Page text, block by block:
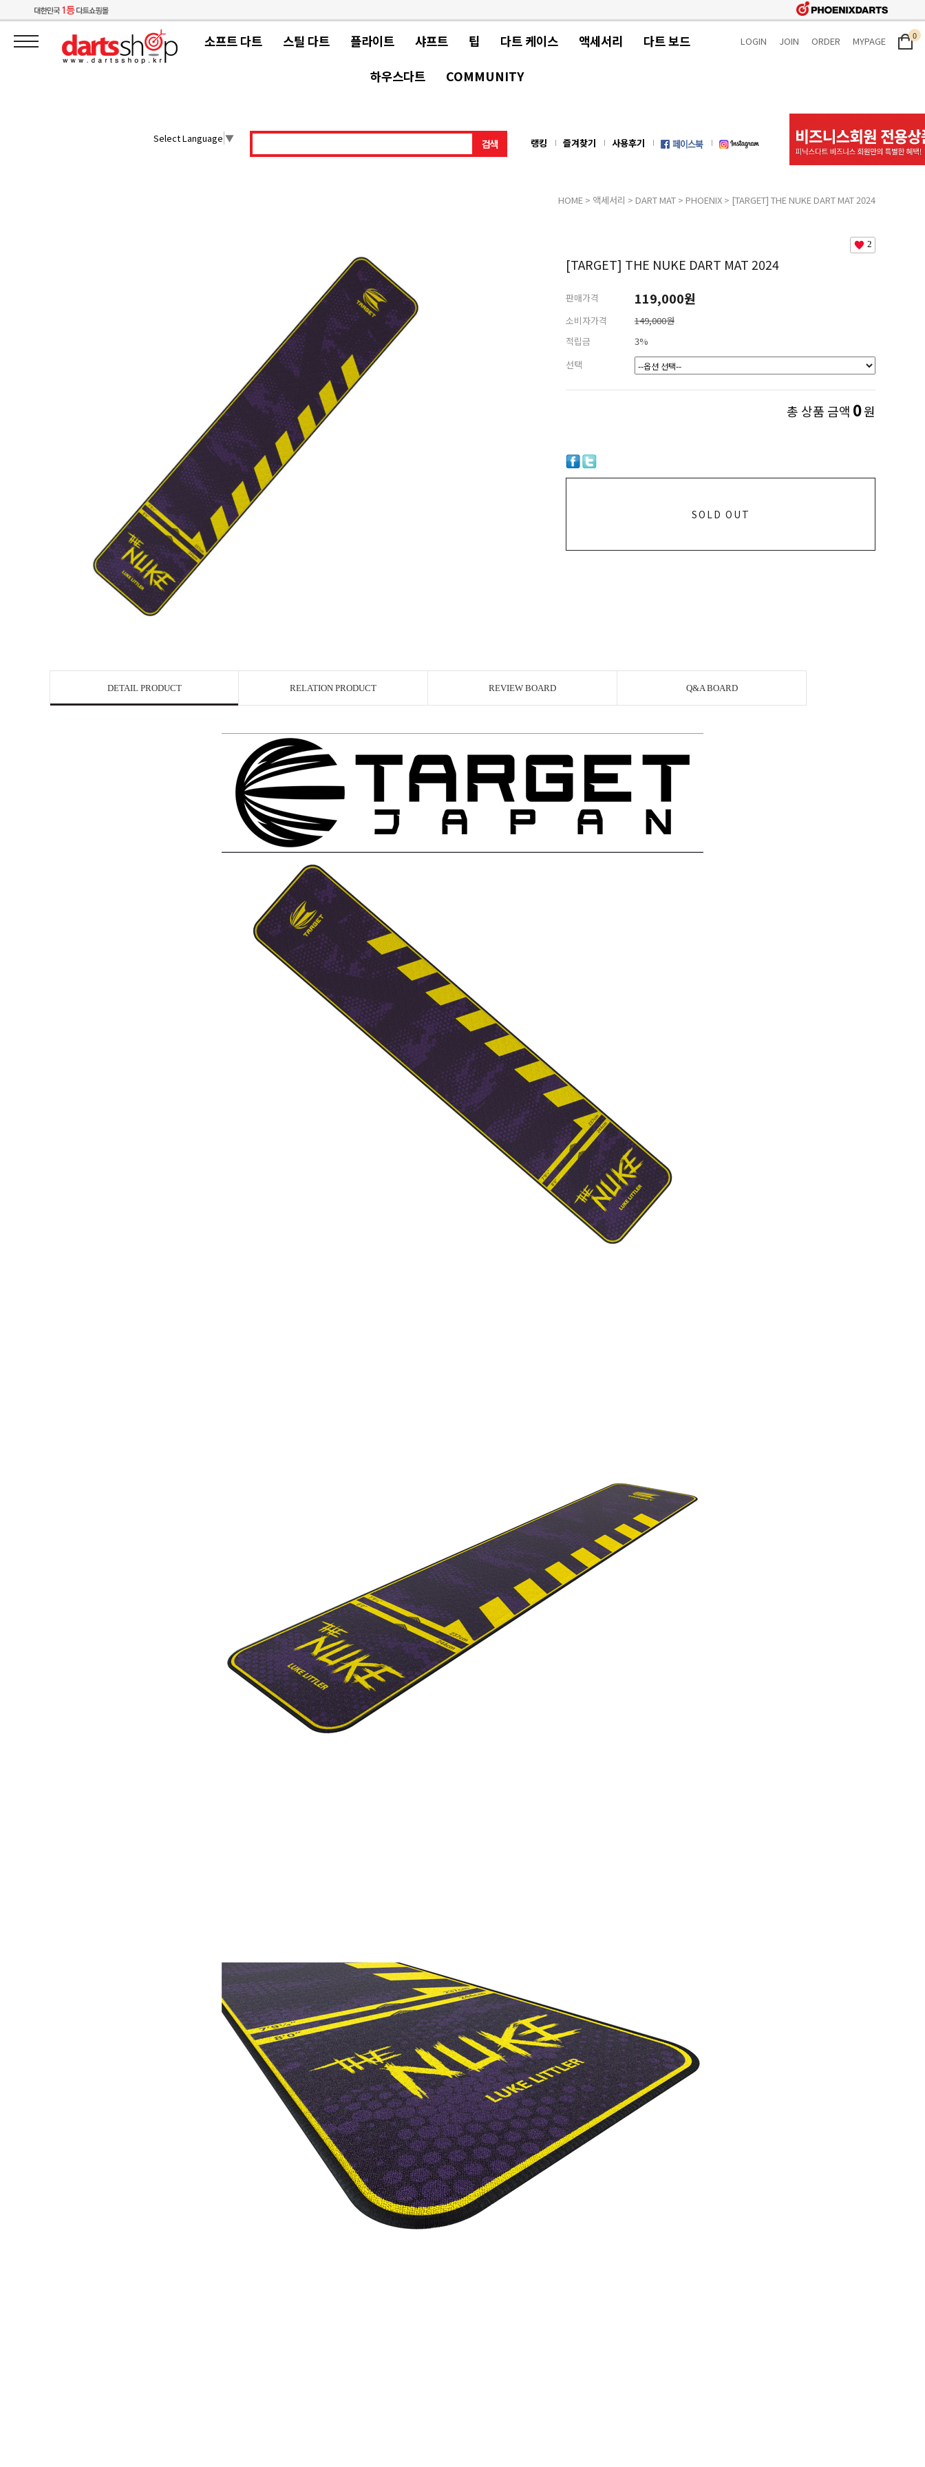
소프트 다트 스틸 다트 플라이트 샤프트 팁 다트 케이스 액세서리 다트 보드
하우스다트 COMMUNITY
LOGIN JOIN ORDER MYPAGE 0
Select Language ▼ 랭킹 즐겨찾기 사용후기
HOME > 액세서리 > DART MAT > PHOENIX > [TARGET] THE NUKE DART MAT 2024
2
[TARGET] THE NUKE DART MAT 2024
판매가격 119,000원
소비자가격
149,000원
적립금
3%
선택
총 상품 금액 0원
SOLD OUT
DETAIL PRODUCT RELATION PRODUCT REVIEW BOARD Q&A BOARD